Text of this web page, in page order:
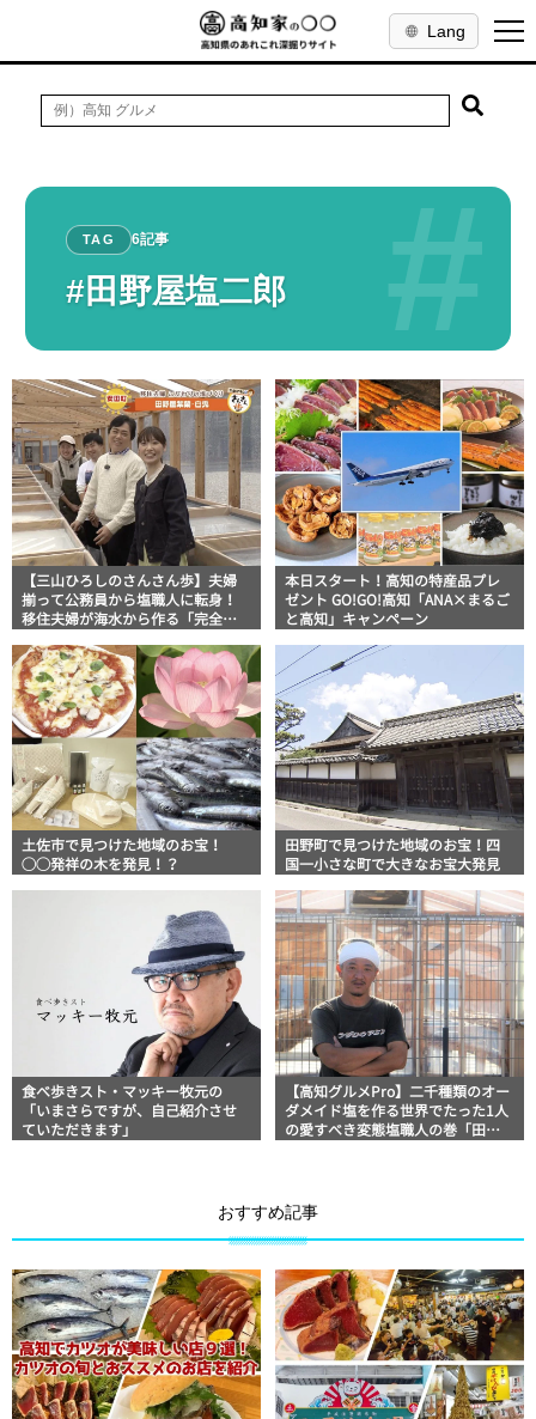
Lang
#
TAG 6記事
#田野屋塩二郎
【三山ひろしのさんさん歩】夫婦
揃って公務員から塩職人に転身！
移住夫婦が海水から作る「完全天
本日スタート！高知の特産品プレ
ゼント GO!GO!高知「ANA×まるご
と高知」キャンペーン
土佐市で見つけた地域のお宝！
◯◯発祥の木を発見！？
田野町で見つけた地域のお宝！四
国一小さな町で大きなお宝大発見
食べ歩きスト・マッキー牧元の
「いまさらですが、自己紹介させ
ていただきます」
【高知グルメPro】二千種類のオー
ダメイド塩を作る世界でたった1人
の愛すべき変態塩職人の巻「田野
おすすめ記事